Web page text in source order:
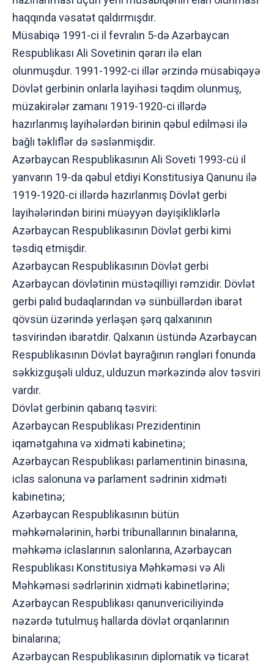
haqqında vəsatət qaldırmışdır.
Müsabiqə 1991-ci il fevralın 5-də Azərbaycan
Respublikası Ali Sovetinin qərarı ilə elan
olunmuşdur. 1991-1992-ci illər ərzində müsabiqəyə
Dövlət gerbinin onlarla layihəsi təqdim olunmuş,
müzakirələr zamanı 1919-1920-ci illərdə
hazırlanmış layihələrdən birinin qəbul edilməsi ilə
bağlı təkliflər də səslənmişdir.
Azərbaycan Respublikasının Ali Soveti 1993-cü il
yanvarın 19-da qəbul etdiyi Konstitusiya Qanunu ilə
1919-1920-ci illərdə hazırlanmış Dövlət gerbi
layihələrindən birini müəyyən dəyişikliklərlə
Azərbaycan Respublikasının Dövlət gerbi kimi
təsdiq etmişdir.
Azərbaycan Respublikasının Dövlət gerbi
Azərbaycan dövlətinin müstəqilliyi rəmzidir. Dövlət
gerbi palıd budaqlarından və sünbüllərdən ibarət
qövsün üzərində yerləşən şərq qalxanının
təsvirindən ibarətdir. Qalxanın üstündə Azərbaycan
Respublikasının Dövlət bayrağının rəngləri fonunda
səkkizguşəli ulduz, ulduzun mərkəzində alov təsviri
vardır.
Dövlət gerbinin qabarıq təsviri:
Azərbaycan Respublikası Prezidentinin
iqamətgahına və xidməti kabinetinə;
Azərbaycan Respublikası parlamentinin binasına,
iclas salonuna və parlament sədrinin xidməti
kabinetinə;
Azərbaycan Respublikasının bütün
məhkəmələrinin, hərbi tribunallarının binalarına,
məhkəmə iclaslarının salonlarına, Azərbaycan
Respublikası Konstitusiya Məhkəməsi və Ali
Məhkəməsi sədrlərinin xidməti kabinetlərinə;
Azərbaycan Respublikası qanunvericiliyində
nəzərdə tutulmuş hallarda dövlət orqanlarının
binalarına;
Azərbaycan Respublikasının diplomatik və ticarət